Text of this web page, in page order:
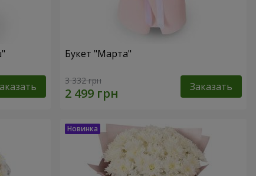
Букет "Марта"
3 332 грн Заказать